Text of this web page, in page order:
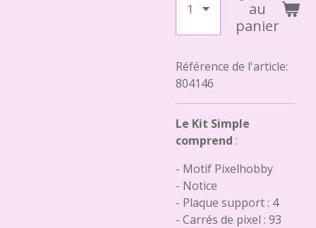
au
panier
Référence de l'article:
804146
Le Kit Simple
comprend :
- Motif Pixelhobby
- Notice
- Plaque support : 4
- Carrés de pixel : 93